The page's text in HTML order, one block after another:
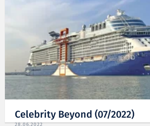
Celebrity Beyond (07/2022)